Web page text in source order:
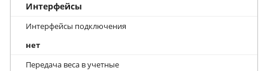
Интерфейсы
Интерфейсы подключения
нет
Передача веса в учетные